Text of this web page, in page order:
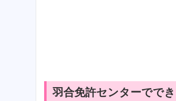
羽合免許センターでで